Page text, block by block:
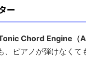
ー
Chord Engine（
、ピアノが弾けなくて